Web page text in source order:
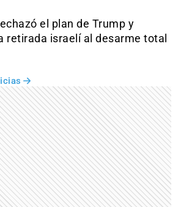
el plan de Trump y
retirada israelí al desarme total